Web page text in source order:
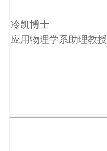
冷凯博士
应用物理学系助理教授